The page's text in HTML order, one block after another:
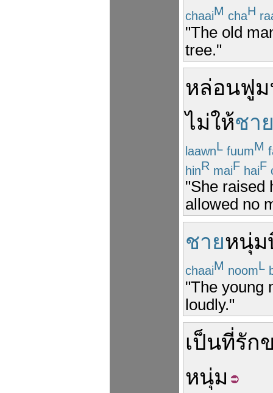
chaaiM chaH
"The old
tree."
หล่อนฟู
ไม่ให้ชา
laawnL fuumM
hinR maiF haiF
"She raised
allowed no
ชายหนุ่ม
chaaiM noomL
"The young
loudly."
เป็นที่รัก
หนุ่ม